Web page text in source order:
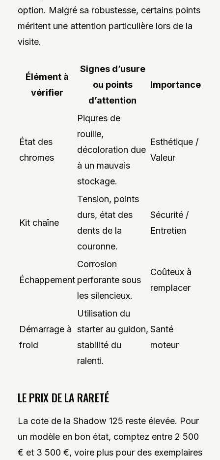
option. Malgré sa robustesse, certains points
méritent une attention particulière lors de la
visite.
Élément à
vérifier
Signes d’usure
ou points
d’attention
Importance
État des
chromes
Piqures de
rouille,
décoloration due
à un mauvais
stockage.
Esthétique /
Valeur
Kit chaîne
Tension, points
durs, état des
dents de la
couronne.
Sécurité /
Entretien
Échappement
Corrosion
perforante sous
les silencieux.
Coûteux à
remplacer
Démarrage à
froid
Utilisation du
starter au guidon,
stabilité du
ralenti.
Santé
moteur
LE PRIX DE LA RARETÉ
La cote de la Shadow 125 reste élevée. Pour
un modèle en bon état, comptez entre 2 500
€ et 3 500 €, voire plus pour des exemplaires